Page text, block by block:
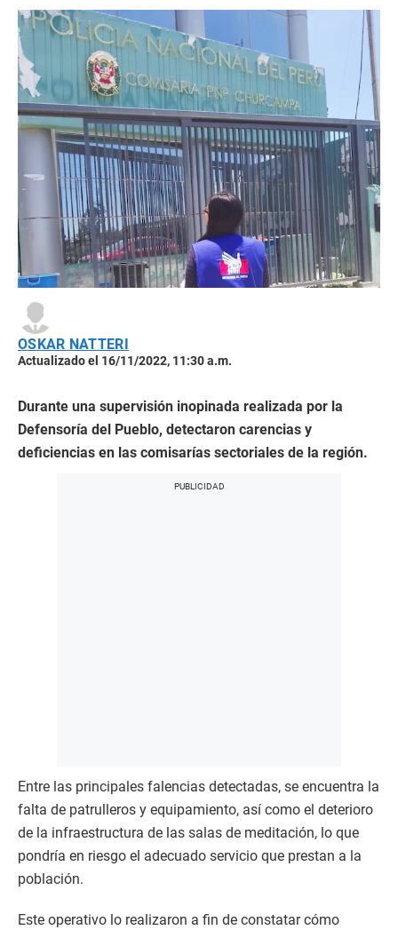
OSKAR NATTERI
Actualizado el 16/11/2022, 11:30 a.m.
Durante una supervisión inopinada realizada por la
Defensoría del Pueblo, detectaron carencias y
deficiencias en las comisarías sectoriales de la región.
Entre las principales falencias detectadas, se encuentra la
falta de patrulleros y equipamiento, así como el deterioro
de la infraestructura de las salas de meditación, lo que
pondría en riesgo el adecuado servicio que prestan a la
población.
Este operativo lo realizaron a fin de constatar cómo